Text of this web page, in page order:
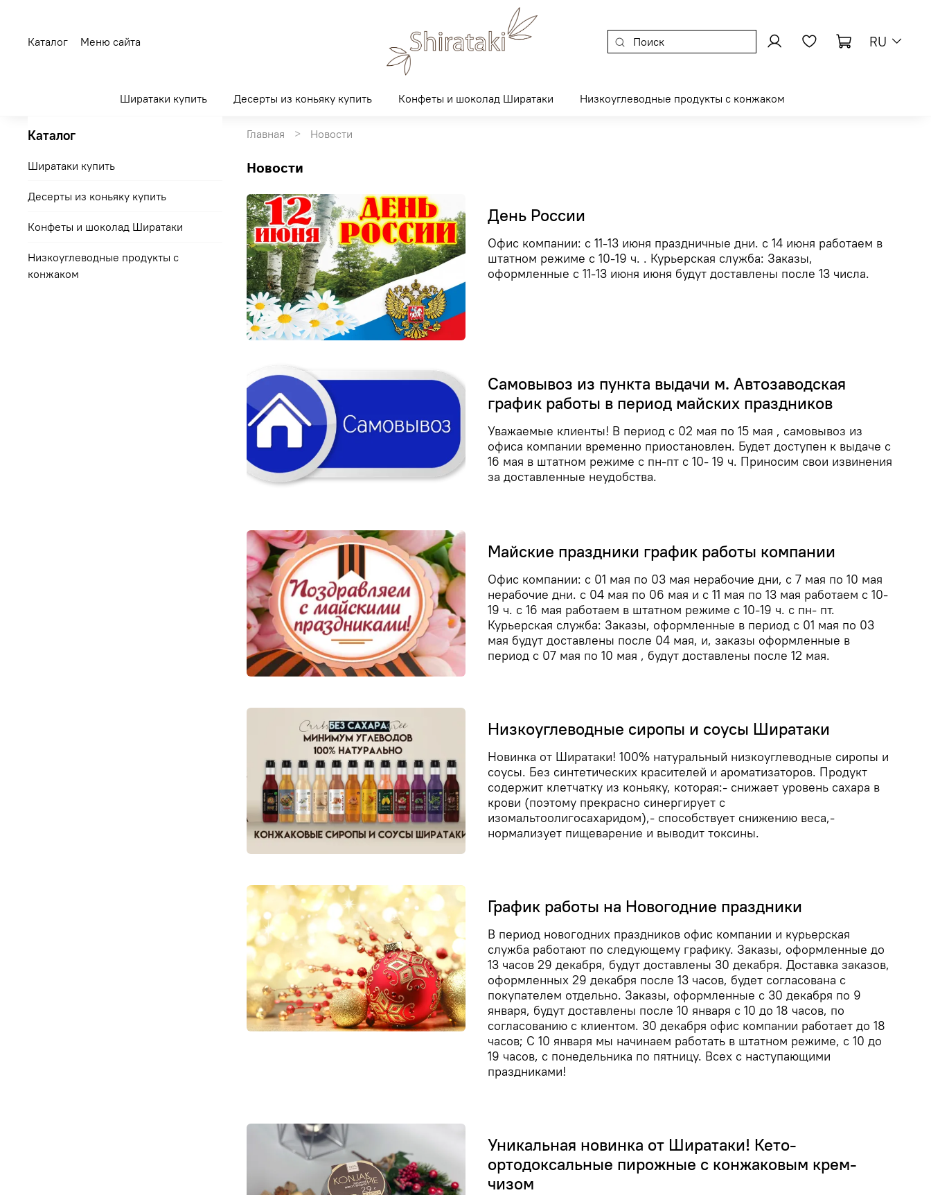
RU
Каталог Меню сайта
Ширатаки купить Десерты из коньяку купить Конфеты и шоколад Ширатаки Низкоуглеводные продукты с конжаком
Главная Новости
Новости
День России
Офис компании: с 11-13 июня праздничные дни. с 14 июня работаем в
штатном режиме с 10-19 ч. . Курьерская служба: Заказы,
оформленные с 11-13 июня июня будут доставлены после 13 числа.
Самовывоз из пункта выдачи м. Автозаводская
график работы в период майских праздников
Уважаемые клиенты! В период с 02 мая по 15 мая , самовывоз из
офиса компании временно приостановлен. Будет доступен к выдаче с
16 мая в штатном режиме с пн-пт с 10- 19 ч. Приносим свои извинения
за доставленные неудобства.
Майские праздники график работы компании
Офис компании: с 01 мая по 03 мая нерабочие дни, с 7 мая по 10 мая
нерабочие дни. с 04 мая по 06 мая и с 11 мая по 13 мая работаем с 10-
19 ч. c 16 мая работаем в штатном режиме с 10-19 ч. с пн- пт.
Курьерская служба: Заказы, оформленные в период с 01 мая по 03
мая будут доставлены после 04 мая, и, заказы оформленные в
период с 07 мая по 10 мая , будут доставлены после 12 мая.
Низкоуглеводные сиропы и соусы Ширатаки
Новинка от Ширатаки! 100% натуральный низкоуглеводные сиропы и
соусы. Без синтетических красителей и ароматизаторов. Продукт
содержит клетчатку из коньяку, которая:- снижает уровень сахара в
крови (поэтому прекрасно синергирует с
изомальтоолигосахаридом),- способствует снижению веса,-
нормализует пищеварение и выводит токсины.
График работы на Новогодние праздники
В период новогодних праздников офис компании и курьерская
служба работают по следующему графику. Заказы, оформленные до
13 часов 29 декабря, будут доставлены 30 декабря. Доставка заказов,
оформленных 29 декабря после 13 часов, будет согласована с
покупателем отдельно. Заказы, оформленные с 30 декабря по 9
января, будут доставлены после 10 января с 10 до 18 часов, по
согласованию с клиентом. 30 декабря офис компании работает до 18
часов; С 10 января мы начинаем работать в штатном режиме, с 10 до
19 часов, с понедельника по пятницу. Всех с наступающими
праздниками!
Уникальная новинка от Ширатаки! Кето-
ортодоксальные пирожные с конжаковым крем-
чизом
Каталог
Ширатаки купить
Десерты из коньяку купить
Конфеты и шоколад Ширатаки
Низкоуглеводные продукты с
конжаком